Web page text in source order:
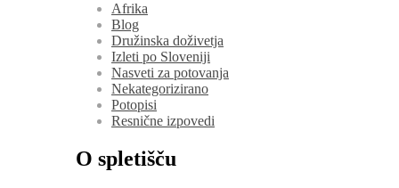
Afrika
Blog
Družinska doživetja
Izleti po Sloveniji
Nasveti za potovanja
Nekategorizirano
Potopisi
Resnične izpovedi
O spletišču